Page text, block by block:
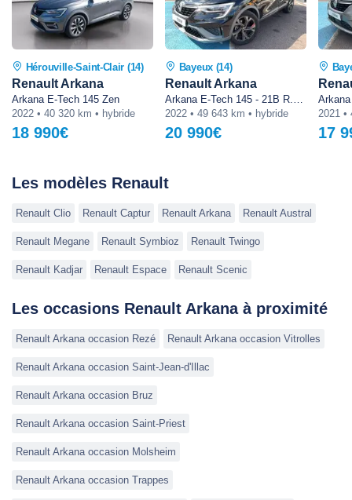
Hérouville-Saint-Clair (14)
Renault Arkana
Arkana E-Tech 145 Zen
2022 • 40 320 km • hybride
18 990€
Bayeux (14)
Renault Arkana
Arkana E-Tech 145 - 21B R.S. Line
2022 • 49 643 km • hybride
20 990€
2021 •
17
Les modèles Renault
Renault Clio Renault Captur Renault Arkana Renault Austral
Renault Megane Renault Symbioz Renault Twingo
Renault Kadjar Renault Espace Renault Scenic
Les occasions Renault Arkana à proximité
Renault Arkana occasion Rezé Renault Arkana occasion Vitrolles
Renault Arkana occasion Saint-Jean-d'Illac
Renault Arkana occasion Bruz
Renault Arkana occasion Saint-Priest
Renault Arkana occasion Molsheim
Renault Arkana occasion Trappes